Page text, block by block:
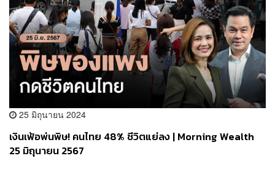
25 มิถุนายน 2024
เงินเฟ้อพ่นพิษ! คนไทย 48% ชีวิตแย่ลง | Morning Wealth
25 มิถุนายน 2567